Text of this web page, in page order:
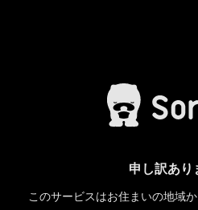
申し訳あり
このサービスはお住まいの地域